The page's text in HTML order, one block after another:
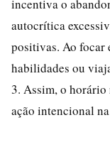
incentiva o
autocrítica
positivas. Ao focar
habilidades ou
3. Assim, o horário
ação intencional